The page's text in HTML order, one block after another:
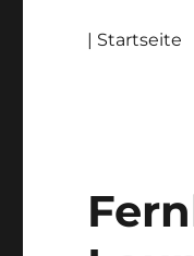
| Startseite